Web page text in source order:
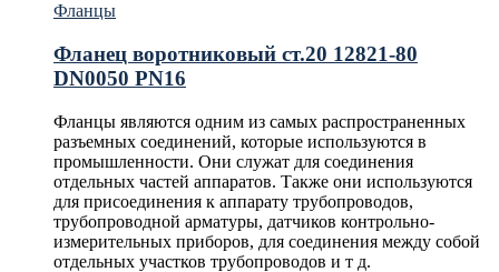
Фланцы
Фланец воротниковый ст.20 12821-80
DN0050 PN16
Фланцы являются одним из самых распространенных
разъемных соединений, которые используются в
промышленности. Они служат для соединения
отдельных частей аппаратов. Также они используются
для присоединения к аппарату трубопроводов,
трубопроводной арматуры, датчиков контрольно-
измерительных приборов, для соединения между собой
отдельных участков трубопроводов и т д.